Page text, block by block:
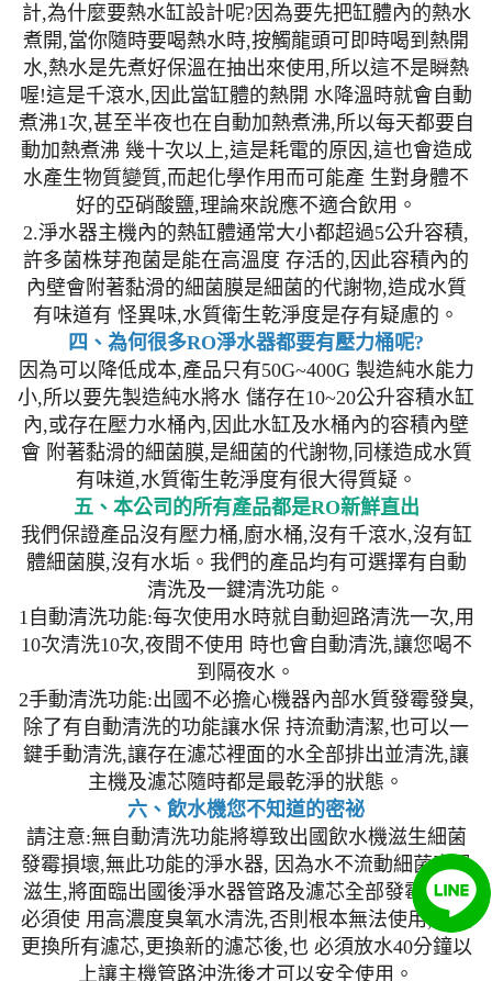
計,為什麼要熱水缸設計呢?因為要先把缸體內的熱水
煮開,當你隨時要喝熱水時,按觸龍頭可即時喝到熱開
水,熱水是先煮好保溫在抽出來使用,所以這不是瞬熱
喔!這是千滾水,因此當缸體的熱開 水降溫時就會自動
煮沸1次,甚至半夜也在自動加熱煮沸,所以每天都要自
動加熱煮沸 幾十次以上,這是耗電的原因,這也會造成
水產生物質變質,而起化學作用而可能產 生對身體不
好的亞硝酸鹽,理論來說應不適合飲用。
2.淨水器主機內的熱缸體通常大小都超過5公升容積,
許多菌株芽孢菌是能在高溫度 存活的,因此容積內的
內壁會附著黏滑的細菌膜是細菌的代謝物,造成水質
有味道有 怪異味,水質衛生乾淨度是存有疑慮的。
四、為何很多RO淨水器都要有壓力桶呢?
因為可以降低成本,產品只有50G~400G 製造純水能力
小,所以要先製造純水將水 儲存在10~20公升容積水缸
內,或存在壓力水桶內,因此水缸及水桶內的容積內壁
會 附著黏滑的細菌膜,是細菌的代謝物,同樣造成水質
有味道,水質衛生乾淨度有很大得質疑。
五、本公司的所有產品都是RO新鮮直出
我們保證產品沒有壓力桶,廚水桶,沒有千滾水,沒有缸
體細菌膜,沒有水垢。我們的產品均有可選擇有自動
清洗及一鍵清洗功能。
1自動清洗功能:每次使用水時就自動迴路清洗一次,用
10次清洗10次,夜間不使用 時也會自動清洗,讓您喝不
到隔夜水。
2手動清洗功能:出國不必擔心機器內部水質發霉發臭,
除了有自動清洗的功能讓水保 持流動清潔,也可以一
鍵手動清洗,讓存在濾芯裡面的水全部排出並清洗,讓
主機及濾芯隨時都是最乾淨的狀態。
六、飲水機您不知道的密祕
請注意:無自動清洗功能將導致出國飲水機滋生細菌
發霉損壞,無此功能的淨水器, 因為水不流動細菌容易
滋生,將面臨出國後淨水器管路及濾芯全部發霉生菌,
必須使 用高濃度臭氧水清洗,否則根本無法使用,必須
更換所有濾芯,更換新的濾芯後,也 必須放水40分鐘以
上讓主機管路沖洗後才可以安全使用。